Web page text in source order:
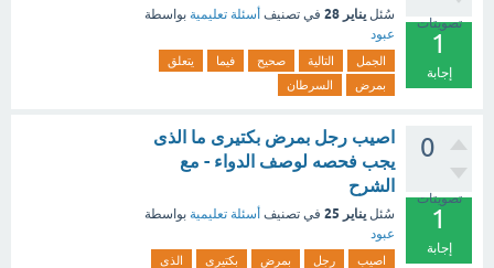
تصويتات
1
إجابة
سُئل يناير 28 في تصنيف أسئلة تعليمية بواسطة
عبود
الجمل التالية صحيح فيما
يتعلق
بمرض
السرطان
0
تصويتات
1
إجابة
اصيب رجل بمرض بكتيرى ما الذى
يجب فحصه لوصف الدواء - مع
الشرح
سُئل يناير 25 في تصنيف أسئلة تعليمية بواسطة
عبود
اصيب رجل بمرض بكتيرى
الذى